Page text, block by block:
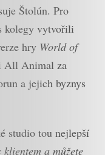
Štolún. Pro
kolegy vytvořili
hry World of
All Animal za
a jejich byznys
studio tou nejlepší
a můžete